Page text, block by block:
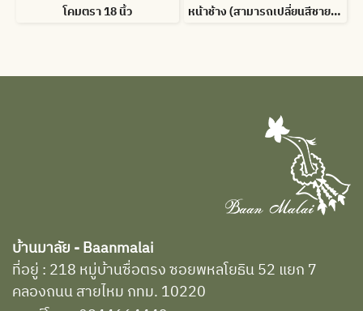
โคมตรา 18 นิ้ว หน้าช้าง (สามารถเปลี่ยนสีชายอุบะได้)
บ้านมาลัย - Baanmalai
ที่อยู่ : 218 หมู่บ้านซื่อตรง ซอยพหลโยธิน 52 แยก 7
คลองถนน สายไหม กทม. 10220